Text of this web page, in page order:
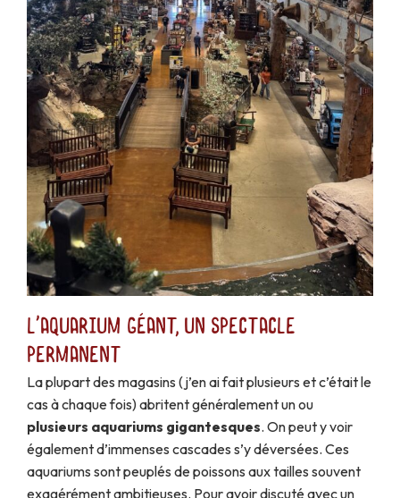
L'aquarium géant, un spectacle
permanent
La plupart des magasins (j’en ai fait plusieurs et c’était le
cas à chaque fois) abritent généralement un ou
plusieurs aquariums gigantesques. On peut y voir
également d’immenses cascades s’y déversées. Ces
aquariums sont peuplés de poissons aux tailles souvent
exagérément ambitieuses. Pour avoir discuté avec un